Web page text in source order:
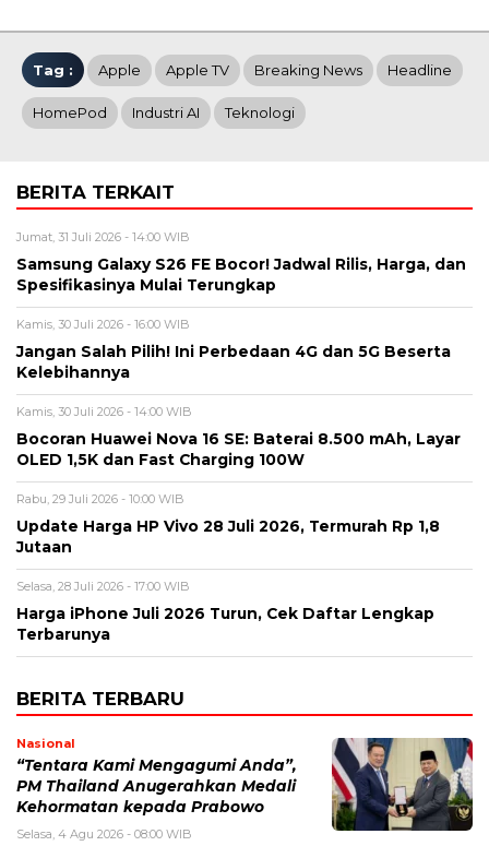
Tag : Apple Apple TV Breaking News Headline
HomePod Industri AI Teknologi
BERITA TERKAIT
Jumat, 31 Juli 2026 - 14:00 WIB
Samsung Galaxy S26 FE Bocor! Jadwal Rilis, Harga, dan
Spesifikasinya Mulai Terungkap
Kamis, 30 Juli 2026 - 16:00 WIB
Jangan Salah Pilih! Ini Perbedaan 4G dan 5G Beserta
Kelebihannya
Kamis, 30 Juli 2026 - 14:00 WIB
Bocoran Huawei Nova 16 SE: Baterai 8.500 mAh, Layar
OLED 1,5K dan Fast Charging 100W
Rabu, 29 Juli 2026 - 10:00 WIB
Update Harga HP Vivo 28 Juli 2026, Termurah Rp 1,8
Jutaan
Selasa, 28 Juli 2026 - 17:00 WIB
Harga iPhone Juli 2026 Turun, Cek Daftar Lengkap
Terbarunya
BERITA TERBARU
Nasional
“Tentara Kami Mengagumi Anda”,
PM Thailand Anugerahkan Medali
Kehormatan kepada Prabowo
Selasa, 4 Agu 2026 - 08:00 WIB